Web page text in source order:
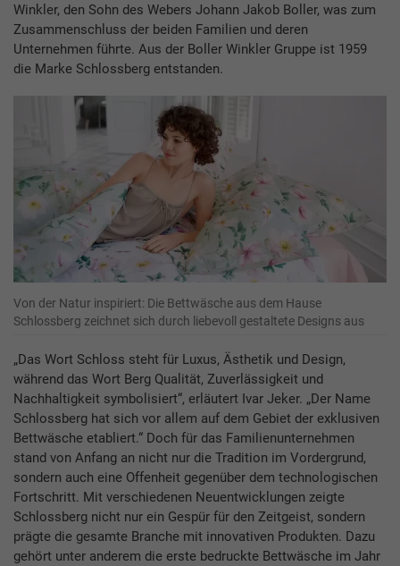
Winkler, den Sohn des Webers Johann Jakob Boller, was zum
Zusammenschluss der beiden Familien und deren
Unternehmen führte. Aus der Boller Winkler Gruppe ist 1959
die Marke Schlossberg entstanden.
Von der Natur inspiriert: Die Bettwäsche aus dem Hause
Schlossberg zeichnet sich durch liebevoll gestaltete Designs aus
„Das Wort Schloss steht für Luxus, Ästhetik und Design,
während das Wort Berg Qualität, Zuverlässigkeit und
Nachhaltigkeit symbolisiert“, erläutert Ivar Jeker. „Der Name
Schlossberg hat sich vor allem auf dem Gebiet der exklusiven
Bettwäsche etabliert.“ Doch für das Familienunternehmen
stand von Anfang an nicht nur die Tradition im Vordergrund,
sondern auch eine Offenheit gegenüber dem technologischen
Fortschritt. Mit verschiedenen Neuentwicklungen zeigte
Schlossberg nicht nur ein Gespür für den Zeitgeist, sondern
prägte die gesamte Branche mit innovativen Produkten. Dazu
gehört unter anderem die erste bedruckte Bettwäsche im Jahr